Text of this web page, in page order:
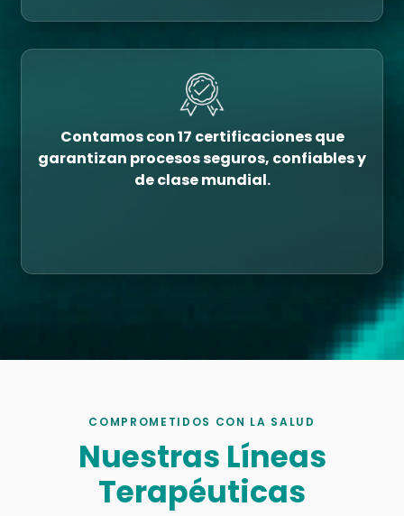
Contamos con 17 certificaciones que
garantizan procesos seguros, confiables y
de clase mundial.
COMPROMETIDOS CON LA SALUD
Nuestras Líneas
Terapéuticas